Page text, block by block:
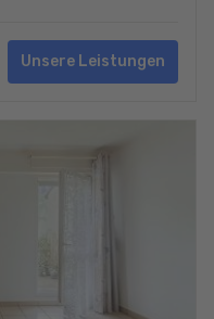
Unsere Leistungen